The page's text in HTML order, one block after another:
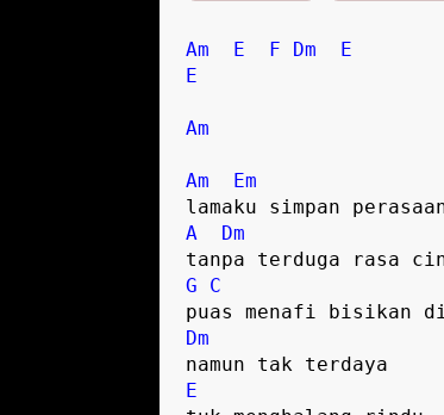
Am E F Dm
E
E
Am
Am
Em
A
Dm
G
C
Dm
E